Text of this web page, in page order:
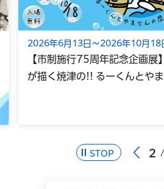
STOP 2
2026年6月13日～2026年10月18
【市制施行75周年記念企画展
が描く焼津の!! るーくんとや